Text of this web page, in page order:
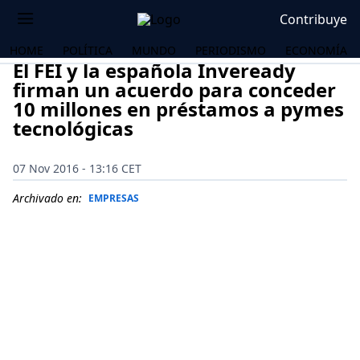
Contribuye
HOME POLÍTICA MUNDO PERIODISMO ECONOMÍA
El FEI y la española Inveready
firman un acuerdo para conceder
10 millones en préstamos a pymes
tecnológicas
07 Nov 2016 - 13:16 CET
Archivado en: EMPRESAS